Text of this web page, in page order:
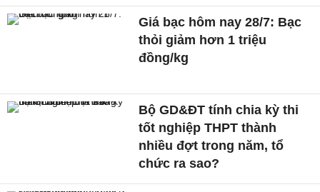
Giá bạc hôm nay 28/7: Bạc
thỏi giảm hơn 1 triệu
đồng/kg
Bộ GD&ĐT tính chia kỳ thi
tốt nghiệp THPT thành
nhiều đợt trong năm, tổ
chức ra sao?